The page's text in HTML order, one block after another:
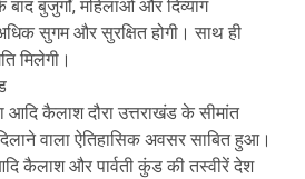
बुजुर्गों, महिलाओं और दिव्यांग
सुगम और सुरक्षित होगी। साथ ही
मिलेगी।
आदि कैलाश दौरा उत्तराखंड के सीमांत
वाला ऐतिहासिक अवसर साबित हुआ।
कैलाश और पार्वती कुंड की तस्वीरें देश